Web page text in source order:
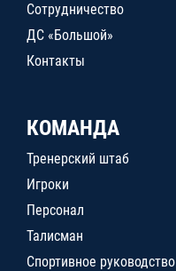
Сотрудничество
ДС «Большой»
Контакты
КОМАНДА
Тренерский штаб
Игроки
Персонал
Талисман
Спортивное руководство